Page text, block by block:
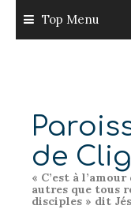
content
Top Menu
de
« C’est à
autres que tous
disciples » dit